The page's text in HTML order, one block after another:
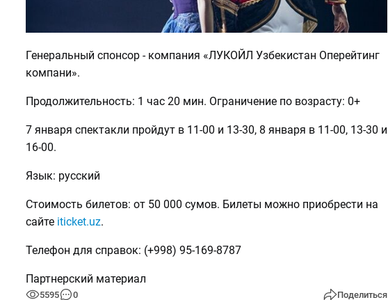
Генеральный спонсор - компания «ЛУКОЙЛ Узбекистан Оперейтинг
компани».
Продолжительность: 1 час 20 мин. Ограничение по возрасту: 0+
7 января спектакли пройдут в 11-00 и 13-30, 8 января в 11-00, 13-30 и
16-00.
Язык: русский
Стоимость билетов: от 50 000 сумов. Билеты можно приобрести на
сайте iticket.uz.
Телефон для справок: (+998) 95-169-8787
Партнерский материал
5595 0 Поделиться